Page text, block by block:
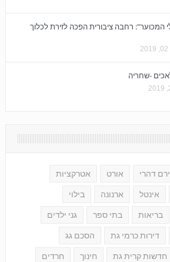
המכוער": רחבה ציבורית הפכה לזירת לכלוך
-שחריה
דהרי אורט אטרקציות
אינטל ארנונה בילוי
בריאות בתי ספר גני ילדים
דירות כרמי גת הסכם גג
חדשות קרית גת חינוך חרדים